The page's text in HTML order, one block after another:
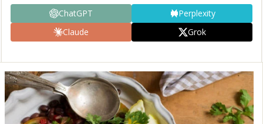
ChatGPT
Perplexity
Claude
Grok